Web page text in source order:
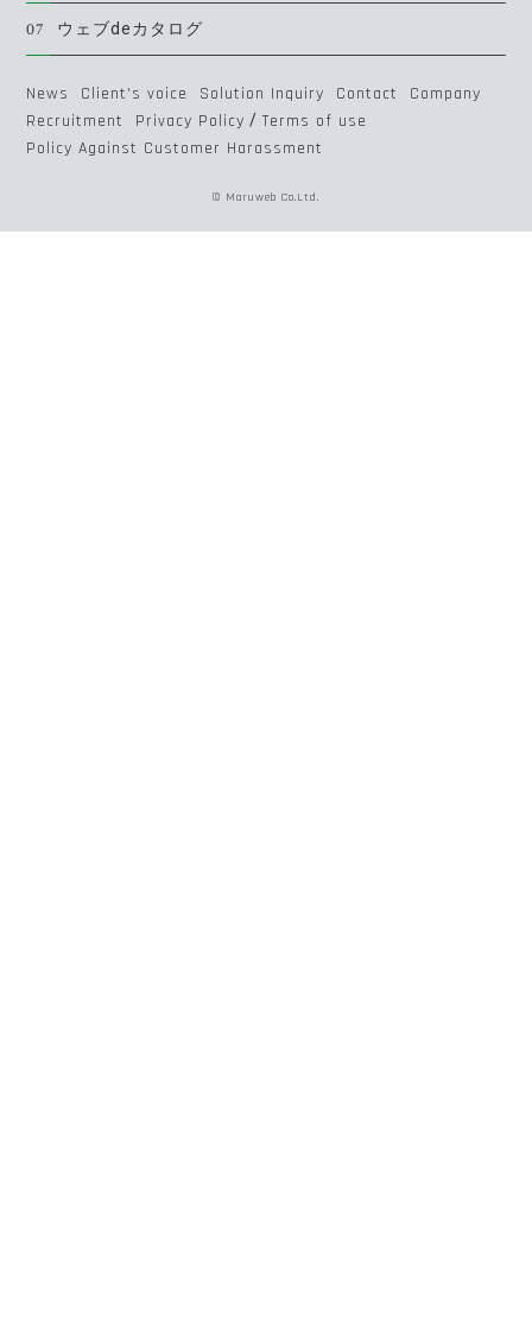
07 ウェブdeカタログ
News Client's voice Solution Inquiry Contact
Company
Recruitment
Privacy Policy /Terms of use
Policy Against Customer Harassment
© Maruweb Co.Ltd.